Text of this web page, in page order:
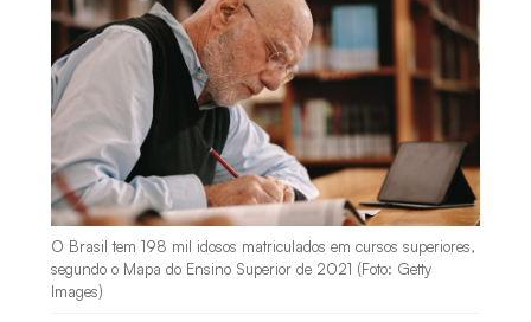
O Brasil tem 198 mil idosos matriculados em cursos superiores,
segundo o Mapa do Ensino Superior de 2021 (Foto: Getty
Images)